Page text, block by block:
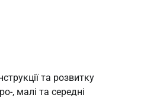
та розвитку
, малі та середні